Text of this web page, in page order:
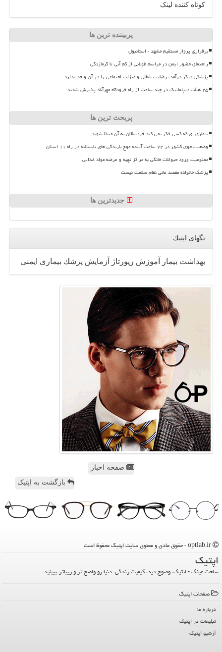
کوتاه کننده لینک
پربیننده ترین ها
برقراری پرواز مستقیم مشهد - استانبول
راهنمای حضور ایمن در مراسم طولانی از کم آبی تا گرمازدگی
پزشکی دیگر درآمد، رضایت شغلی و منزلت اجتماعی را در آن واحد ندارد
۲۵ هیأت دیپلماتیک در چند ساعت از راه فرودگاه مهرآباد پذیرش شدند
پربحث ترین ها
بیماری ای که کسی فکر نمی کند خردسالان به آن مبتلا شوند
وضعیت جوی کشور در ۷۲ ساعت آینده موج بارندگی های تابستانه در راه ۱۱ استان
ممنوعیت ورود حیوانات خانگی به مراکز تهیه و عرضه مواد غذایی
پزشک خانواده مقصد غائی نظام سلامت نیست
جدیدترین ها
تگهای اپتیك
بهداشت بیمار آموزش رپورتاژ آزمایش پزشك بیماری ایمنی
صفحه اخبار
بازگشت به اپتیک
اپتیك
ساخت عینک - اپتیک، وضوح دید، کیفیت زندگی. دنیا رو واضح تر و زیباتر ببینید
صفحات اپتیك
درباره ما
تبلیغات در اپتیك
آرشیو اپتیك